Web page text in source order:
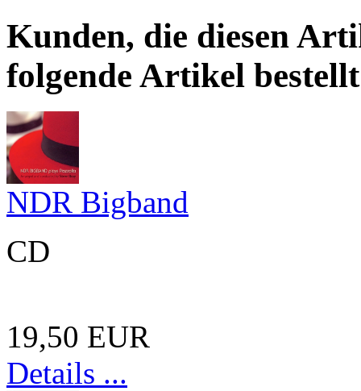
Kunden, die diesen
folgende Artikel
NDR Bigband
CD
19,50 EUR
Details ...